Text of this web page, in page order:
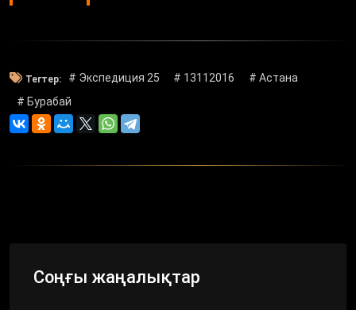
Тегтер: # Экспедиция 25 # 13112016
# Астана
# Бурабай
Соңғы жаңалықтар